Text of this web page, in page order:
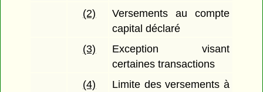
(2)
Versements au compte
capital déclaré
(3)
Exception visant
certaines transactions
(4)
Limite des versements à